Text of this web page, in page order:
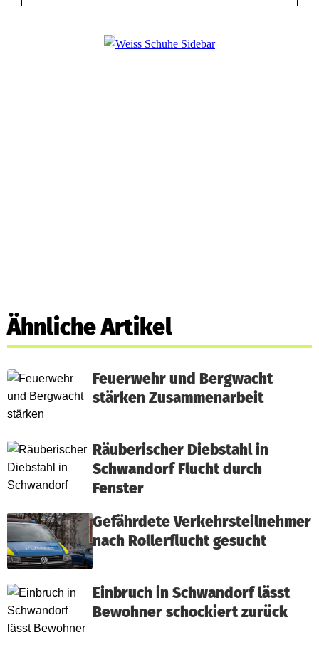
Ähnliche Artikel
Feuerwehr und Bergwacht
stärken Zusammenarbeit
Räuberischer Diebstahl in
Schwandorf Flucht durch
Fenster
Gefährdete Verkehrsteilnehmer
nach Rollerflucht gesucht
Einbruch in Schwandorf lässt
Bewohner schockiert zurück